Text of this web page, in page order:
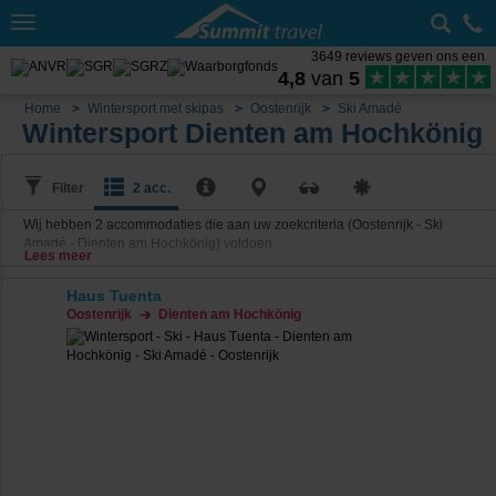
Toggle
3649 reviews geven ons een
4,8 van 5
Home Wintersport met skipas Oostenrijk Ski Amadé
Wintersport Dienten am Hochkönig
Filter 2 acc.
Wij hebben 2 accommodaties die aan uw zoekcriteria (Oostenrijk - Ski
Amadé - Dienten am Hochkönig) voldoen.
Lees meer
Haus Tuenta
Oostenrijk Dienten am Hochkönig